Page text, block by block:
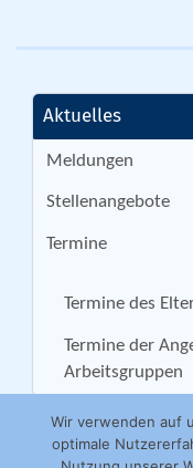
Aktuelles
Meldungen
Stellenangebote
Termine
Termine des
Termine der
Arbeitsgruppen
Wir verwenden auf
optimale